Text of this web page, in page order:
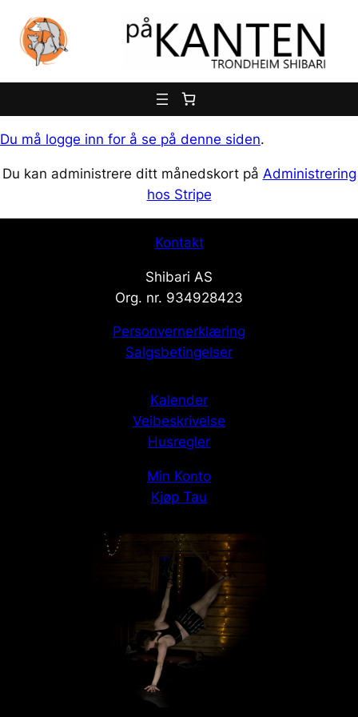
innhold
Du må logge inn for å se på denne siden.
Du kan administrere ditt månedskort på Administrering
hos Stripe
Kontakt
Shibari AS
Org. nr. 934928423
Personvernerklæring
Salgsbetingelser
Kalender
Veibeskrivelse
Husregler
Min Konto
Kjøp Tau